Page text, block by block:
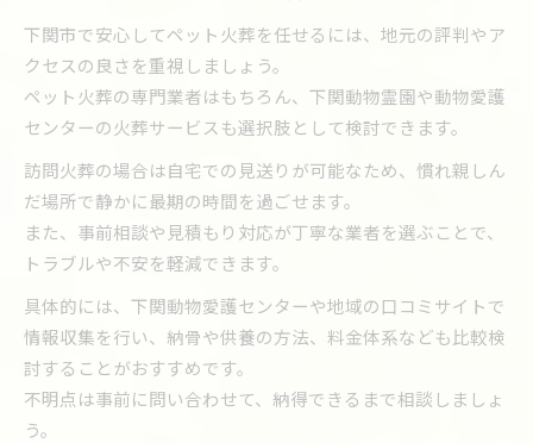
下関市で安心してペット火葬を任せるには、地元の評判やア
クセスの良さを重視しましょう。
ペット火葬の専門業者はもちろん、下関動物霊園や動物愛護
センターの火葬サービスも選択肢として検討できます。
訪問火葬の場合は自宅での見送りが可能なため、慣れ親しん
だ場所で静かに最期の時間を過ごせます。
また、事前相談や見積もり対応が丁寧な業者を選ぶことで、
トラブルや不安を軽減できます。
具体的には、下関動物愛護センターや地域の口コミサイトで
情報収集を行い、納骨や供養の方法、料金体系なども比較検
討することがおすすめです。
不明点は事前に問い合わせて、納得できるまで相談しましょ
う。